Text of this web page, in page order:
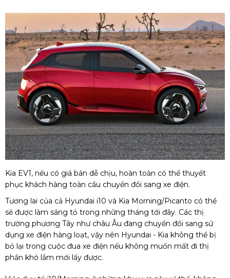
Kia EV1, nếu có giá bán dễ chịu, hoàn toàn có thể thuyết
phục khách hàng toàn cầu chuyển đổi sang xe điện.
Tương lai của cả Hyundai i10 và Kia Morning/Picanto có thể
sẽ được làm sáng tỏ trong những tháng tới đây. Các thị
trường phương Tây như châu Âu đang chuyển đổi sang sử
dụng xe điện hàng loạt, vậy nên Hyundai - Kia không thể bị
bỏ lại trong cuộc đua xe điện nếu không muốn mất đi thị
phần khó lắm mới lấy được.